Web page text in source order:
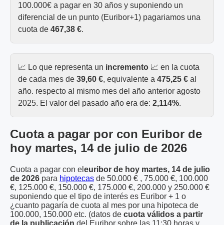
100.000€ a pagar en 30 años y suponiendo un
diferencial de un punto (Euribor+1) pagariamos una
cuota de 467,38 €.
📈 Lo que representa un incremento 📈 en la cuota
de cada mes de 39,60 €, equivalente a 475,25 € al
año. respecto al mismo mes del año anterior agosto
2025. El valor del pasado año era de: 2,114%.
Cuota a pagar por con Euribor de
hoy martes, 14 de julio de 2026
Cuota a pagar con el euribor de hoy martes, 14 de julio
de 2026 para hipotecas de 50.000 € , 75.000 €, 100.000
€, 125.000 €, 150.000 €, 175.000 €, 200.000 y 250.000 €
suponiendo que el tipo de interés es Euribor + 1 o
¿cuanto pagaría de cuota al mes por una hipoteca de
100.000, 150.000 etc. (datos de cuota válidos a partir
de la publicación del Euribor sobre las 11:30 horas y